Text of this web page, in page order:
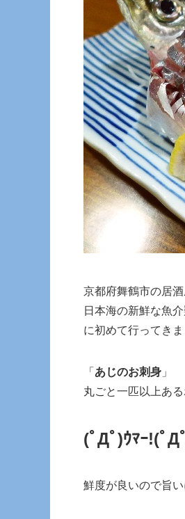
京都府舞鶴市の居酒
日本海の新鮮な魚
に初めて行ってきま
「 あじのお刺身 」
丸ごと一匹以上あ
(ﾟДﾟ)ｳﾏｰ!(ﾟД
鮮度が良いので旨